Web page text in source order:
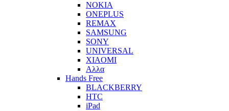
NOKIA
ONEPLUS
REMAX
SAMSUNG
SONY
UNIVERSAL
XIAOMI
Αλλα
Hands Free
BLACKBERRY
HTC
iPad